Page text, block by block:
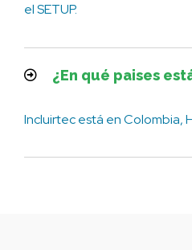
el SETUP.
¿En qué paises
Incluirtec está en Colombia,